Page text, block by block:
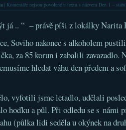
| Komentáře nejsou povolenéu textu s názvem Den 1 –
já .. “ – právě píši z lokálky Narita
Soviho nakonec s alkoholem
za 85 korun i zabalili zavazadlo.
hledat váhu den předem a
vyfotili jsme letadlo, udělali
hoďku a půl. Při odledu se s námi
(půlka lidi seděla u okýnek na